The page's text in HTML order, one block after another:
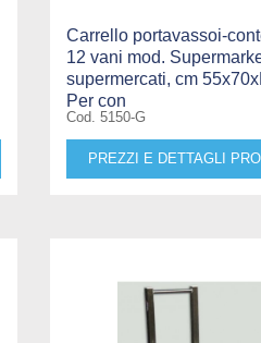
Carrello portavassoi-
12 vani mod.
supermercati, cm
Per con
Cod. 5150-G
PREZZI E DETTAGLI